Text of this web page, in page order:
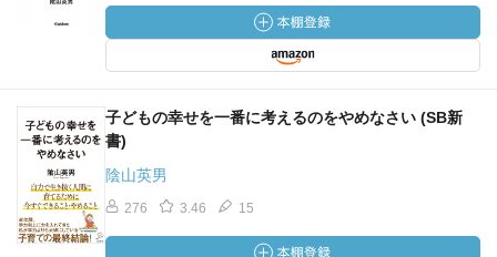
子どもの幸せを一番に考えるのをやめなさい (SB新
書)
陰山英男
276 3.46 15